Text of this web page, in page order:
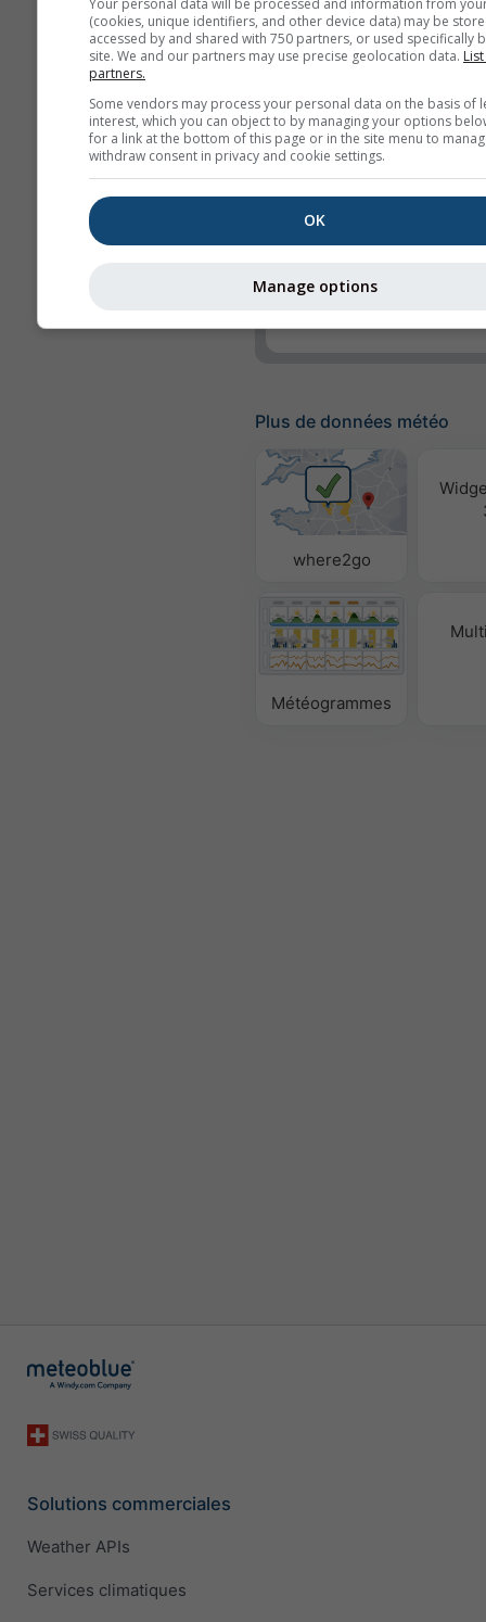
UV-Index
Humidité relative
Précipitation
Probabilité de
rainSPOT
Pression
Fond
Pas de fond : Texte
Plus de données météo
where2go
Météogrammes
Solutions commerciales
Weather APIs
Services climatiques
Your personal data will be processed and information from
(cookies, unique identifiers, and other device data) may be
accessed by and shared with 750 partners, or used specifically
site. We and our partners may use precise geolocation data.
partners.
Some vendors may process your personal data on the basis of
interest, which you can object to by managing your options
for a link at the bottom of this page or in the site menu to
withdraw consent in privacy and cookie settings.
OK
Manage options